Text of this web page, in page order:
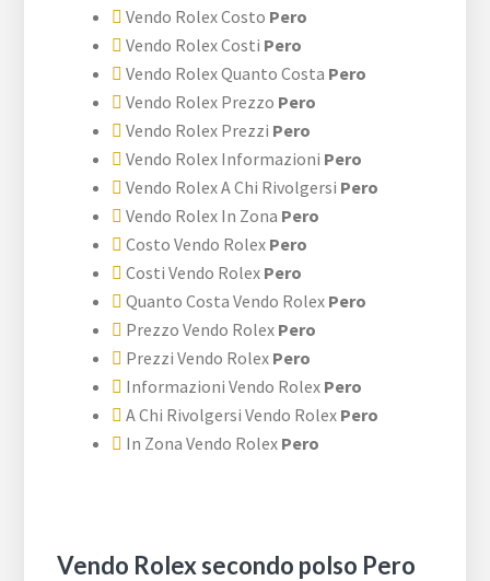
Vendo Rolex Costo Pero
Vendo Rolex Costi Pero
Vendo Rolex Quanto Costa Pero
Vendo Rolex Prezzo Pero
Vendo Rolex Prezzi Pero
Vendo Rolex Informazioni Pero
Vendo Rolex A Chi Rivolgersi Pero
Vendo Rolex In Zona Pero
Costo Vendo Rolex Pero
Costi Vendo Rolex Pero
Quanto Costa Vendo Rolex Pero
Prezzo Vendo Rolex Pero
Prezzi Vendo Rolex Pero
Informazioni Vendo Rolex Pero
A Chi Rivolgersi Vendo Rolex Pero
In Zona Vendo Rolex Pero
Vendo Rolex secondo polso Pero